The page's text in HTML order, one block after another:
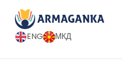
ENG МКД